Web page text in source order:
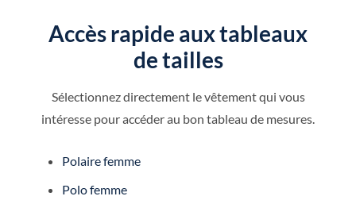
Accès rapide aux tableaux
de tailles
Sélectionnez directement le vêtement qui vous
intéresse pour accéder au bon tableau de mesures.
Polaire femme
Polo femme